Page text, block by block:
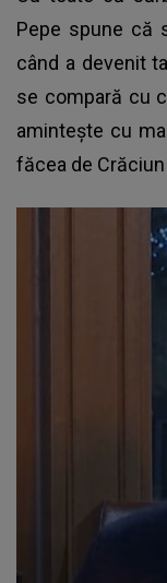
Pepe spune că
când a devenit
se compară cu
amintește cu
făcea de